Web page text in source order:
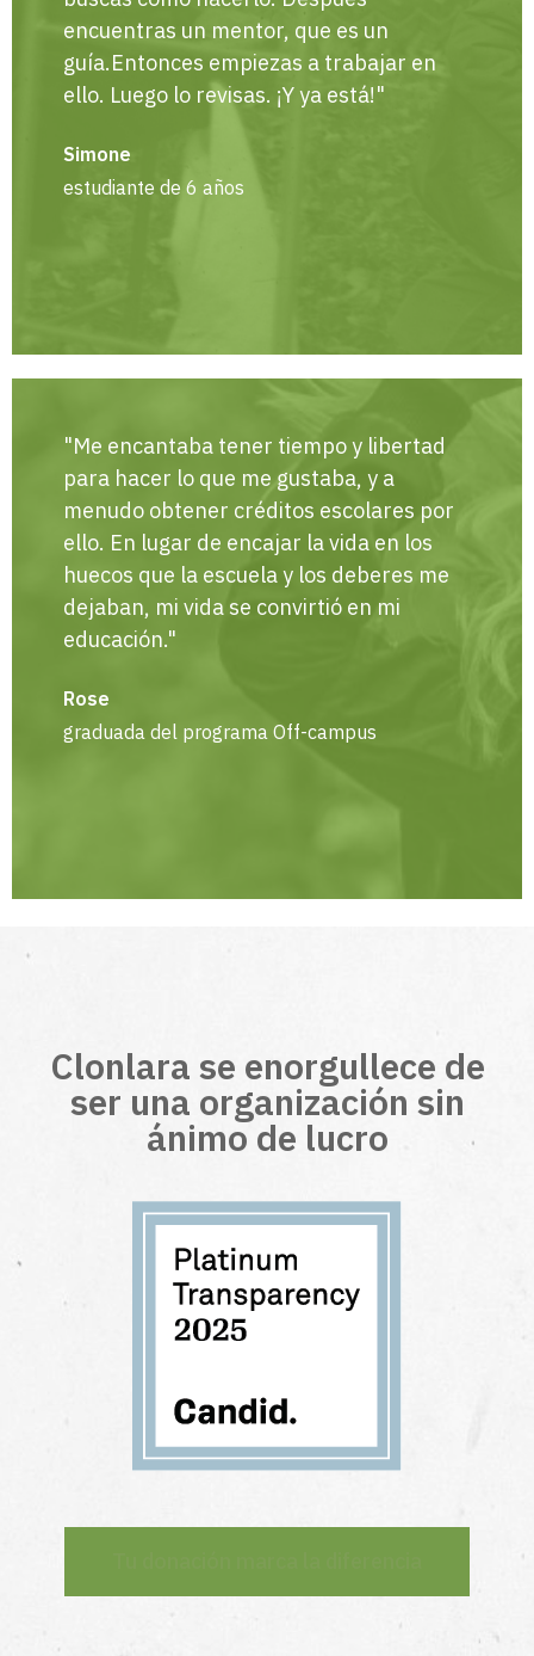
encuentras un mentor, que es un
guía.Entonces empiezas a trabajar en
ello. Luego lo revisas. ¡Y ya está!"
Simone
estudiante de 6 años
"Me encantaba tener tiempo y libertad
para hacer lo que me gustaba, y a
menudo obtener créditos escolares por
ello. En lugar de encajar la vida en los
huecos que la escuela y los deberes me
dejaban, mi vida se convirtió en mi
educación."
Rose
graduada del programa Off-campus
Clonlara se enorgullece de
ser una organización sin
ánimo de lucro